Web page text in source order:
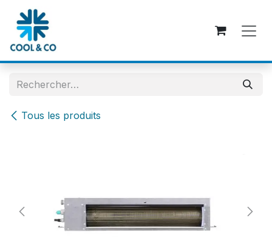
Se rendre au contenu
Tous les produits